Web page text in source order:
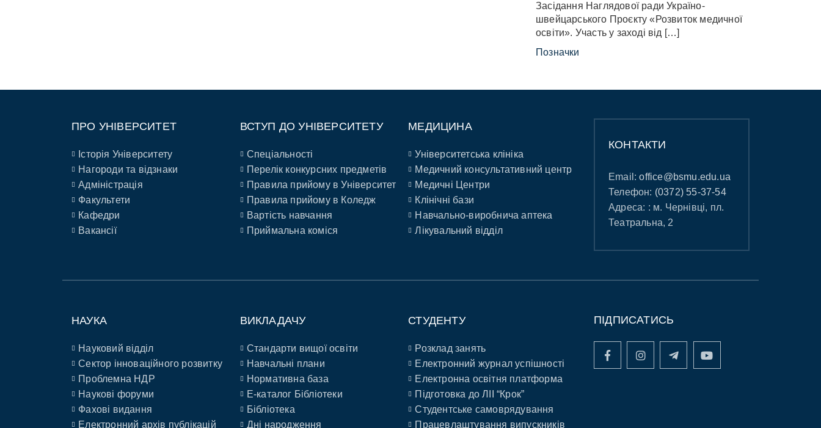
Засідання Наглядової ради Україно-
швейцарського Проєкту «Розвиток медичної
освіти». Участь у заході від […]
Позначки
ПРО УНІВЕРСИТЕТ
Історія Університету
Нагороди та відзнаки
Адміністрація
Факультети
Кафедри
Вакансії
ВСТУП ДО УНІВЕРСИТЕТУ
Спеціальності
Перелік конкурсних предметів
Правила прийому в Університет
Правила прийому в Коледж
Вартість навчання
Приймальна коміся
МЕДИЦИНА
Університетська клініка
Медичний консультативний центр
Медичні Центри
Клінічні бази
Навчально-виробнича аптека
Лікувальний відділ
КОНТАКТИ
Email:office@bsmu.edu.ua
Телефон: (0372) 55-37-54
Адреса: : м. Чернівці, пл.
Театральна, 2
НАУКА
Науковий відділ
Сектор інноваційного розвитку
Проблемна НДР
Наукові форуми
Фахові видання
Електронний архів публікацій
ВИКЛАДАЧУ
Стандарти вищої освіти
Навчальні плани
Нормативна база
E-каталог Бібліотеки
Бібліотека
Дні народження
СТУДЕНТУ
Розклад занять
Електронний журнал успішності
Електронна освітня платформа
Підготовка до ЛІІ “Крок”
Студентське самоврядування
Працевлаштування випускників
ПІДПИСАТИСЬ